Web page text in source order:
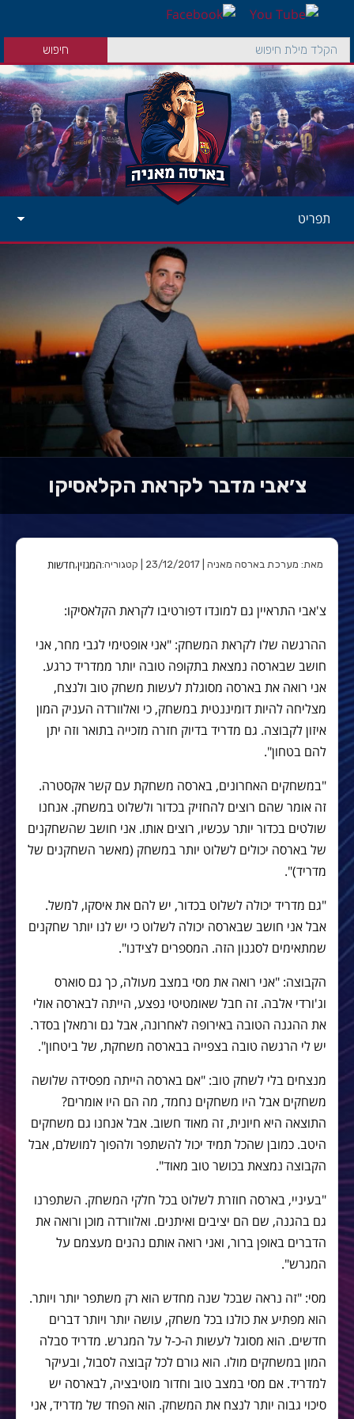
תפריט
צ׳אבי מדבר לקראת הקלאסיקו
מאת: מערכת בארסה מאניה | 23/12/2017 | קטגוריה: המגזין,חדשות
צ'אבי התראיין גם למונדו דפורטיבו לקראת הקלאסיקו:
ההרגשה שלו לקראת המשחק: "אני אופטימי לגבי מחר, אני
חושב שבארסה נמצאת בתקופה טובה יותר ממדריד כרגע.
אני רואה את בארסה מסוגלת לעשות משחק טוב ולנצח,
מצליחה להיות דומיננטית במשחק, כי ואלוורדה העניק המון
איזון לקבוצה. גם מדריד בדיוק חזרה מזכייה בתואר וזה יתן
להם בטחון".
"במשחקים האחרונים, בארסה משחקת עם קשר אקסטרה.
זה אומר שהם רוצים להחזיק בכדור ולשלוט במשחק. אנחנו
שולטים בכדור יותר עכשיו, רוצים אותו. אני חושב שהשחקנים
של בארסה יכולים לשלוט יותר במשחק (מאשר השחקנים של
מדריד)".
"גם מדריד יכולה לשלוט בכדור, יש להם את איסקו, למשל.
אבל אני חושב שבארסה יכולה לשלוט כי יש לנו יותר שחקנים
שמתאימים לסגנון הזה. המספרים לצידנו".
הקבוצה: "אני רואה את מסי במצב מעולה, כך גם סוארס
וג'ורדי אלבה. זה חבל שאומטיטי נפצע, הייתה לבארסה אולי
את ההגנה הטובה באירופה לאחרונה, אבל גם ורמאלן בסדר.
יש לי הרגשה טובה בצפייה בבארסה משחקת, של ביטחון".
מנצחים בלי לשחק טוב: "אם בארסה הייתה מפסידה שלושה
משחקים אבל היו משחקים נחמד, מה הם היו אומרים?
התוצאה היא חיונית, זה מאוד חשוב. אבל אנחנו גם משחקים
היטב. כמובן שהכל תמיד יכול להשתפר ולהפוך למושלם, אבל
הקבוצה נמצאת בכושר טוב מאוד".
"בעיניי, בארסה חוזרת לשלוט בכל חלקי המשחק. השתפרנו
גם בהגנה, שם הם יציבים ואיתנים. ואלוורדה מוכן ורואה את
הדברים באופן ברור, ואני רואה אותם נהנים מעצמם על
המגרש".
מסי: "זה נראה שבכל שנה מחדש הוא רק משתפר יותר ויותר.
הוא מפתיע את כולנו בכל משחק, עושה יותר ויותר דברים
חדשים. הוא מסוגל לעשות ה-כ-ל על המגרש. מדריד סבלה
המון במשחקים מולו. הוא גורם לכל קבוצה לסבול, ובעיקר
למדריד. אם מסי במצב טוב וחדור מוטיבציה, לבארסה יש
סיכוי גבוה יותר לנצח את המשחק. הוא הפחד של מדריד, אני